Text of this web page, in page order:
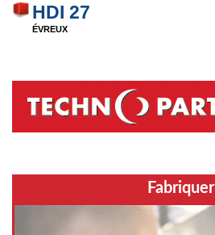
HDI 27
ÉVREUX
Fabriquer